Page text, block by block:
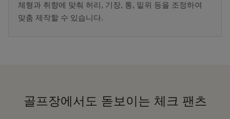
체형과 취향에 맞춰 허리, 기장, 통, 밑위 등을 조정하여
맞춤 제작할 수 있습니다.
골프장에서도 돋보이는 체크 팬츠